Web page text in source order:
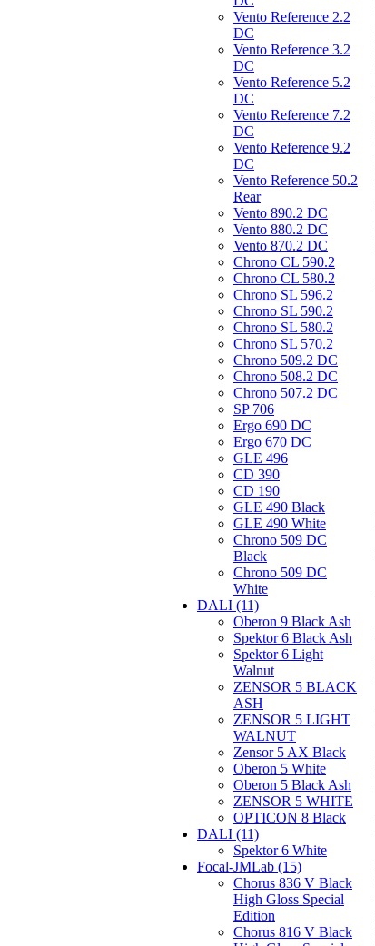
Vento Reference 2.2
DC
Vento Reference 3.2
DC
Vento Reference 5.2
DC
Vento Reference 7.2
DC
Vento Reference 9.2
DC
Vento Reference 50.2
Rear
Vento 890.2 DС
Vento 880.2 DС
Vento 870.2 DС
Chrono CL 590.2
Chrono CL 580.2
Chrono SL 596.2
Chrono SL 590.2
Chrono SL 580.2
Chrono SL 570.2
Chrono 509.2 DC
Chrono 508.2 DC
Chrono 507.2 DC
SP 706
Ergo 690 DC
Ergo 670 DC
GLE 496
CD 390
CD 190
GLE 490 Black
GLE 490 White
Chrono 509 DC
Black
Chrono 509 DC
White
DALI (11)
Oberon 9 Black Ash
Spektor 6 Black Ash
Spektor 6 Light
Walnut
ZENSOR 5 BLACK
ASH
ZENSOR 5 LIGHT
WALNUT
Zensor 5 AX Black
Oberon 5 White
Oberon 5 Black Ash
ZENSOR 5 WHITE
OPTICON 8 Black
DALI (11)
Spektor 6 White
Focal-JMLab (15)
Chorus 836 V Black
High Gloss Special
Edition
Chorus 816 V Black